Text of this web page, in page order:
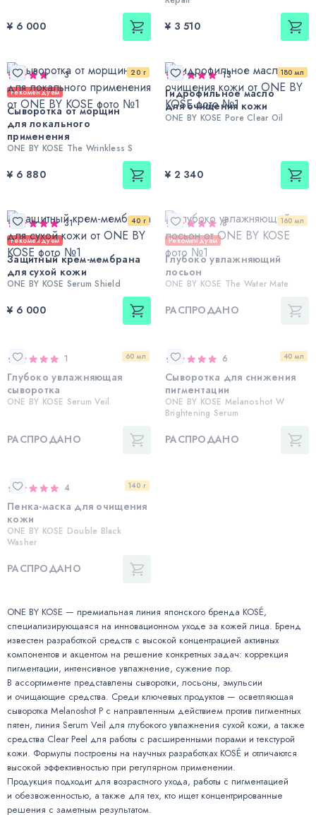
¥ 6 000 ¥ 3 510
20 г
3
Рекомендуем
Сыворотка от морщин
для локального
применения
ONE BY KOSE The Wrinkless S
¥ 6 880
180 мл
13
Гидрофильное масло
для очищения кожи
ONE BY KOSE Pore Clear Oil
¥ 2 340
40 г
31
Рекомендуем
Защитный крем-мембрана
для сухой кожи
ONE BY KOSE Serum Shield
¥ 6 000
160 мл
8
Рекомендуем
Глубоко увлажняющий
лосьон
ONE BY KOSE The Water Mate
РАСПРОДАНО
60 мл
1
Глубоко увлажняющая
сыворотка
ONE BY KOSE Serum Veil
РАСПРОДАНО
40 мл
6
Сыворотка для снижения
пигментации
ONE BY KOSE Melanoshot W
Brightening Serum
РАСПРОДАНО
140 г
4
Пенка-маска для очищения
кожи
ONE BY KOSE Double Black
Washer
РАСПРОДАНО
ONE BY KOSE — премиальная линия японского бренда KOSÉ,
специализирующаяся на инновационном уходе за кожей лица. Бренд
известен разработкой средств с высокой концентрацией активных
компонентов и акцентом на решение конкретных задач: коррекция
пигментации, интенсивное увлажнение, сужение пор.
В ассортименте представлены сыворотки, лосьоны, эмульсии
и очищающие средства. Среди ключевых продуктов — осветляющая
сыворотка Melanoshot P с направленным действием против пигментных
пятен, линия Serum Veil для глубокого увлажнения сухой кожи, а также
средства Clear Peel для работы с расширенными порами и текстурой
кожи. Формулы построены на научных разработках KOSÉ и отличаются
высокой эффективностью при регулярном применении.
Продукция подходит для возрастного ухода, работы с пигментацией
и обезвоженностью, а также для тех, кто ищет концентрированные
решения с заметным результатом.